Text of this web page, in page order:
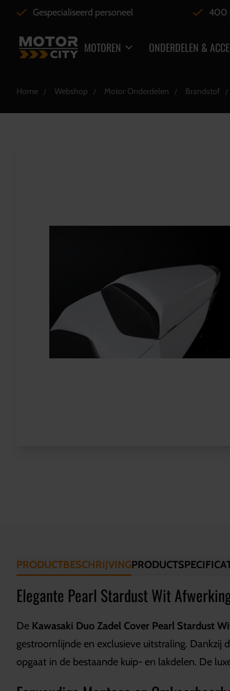
Gespecialiseerd personeel 400
MOTOREN ONDERDELEN &
Home Webshop Motor Onderdelen Brandstof
PRODUCTBESCHRIJVING
Elegante Pearl Stardust Wit
De Kawasaki Duo Zadel Cover Pearl Stardust
gestroomlijnde en exclusieve uitstraling.
opgaat in de bestaande kuip- en lakdelen. De